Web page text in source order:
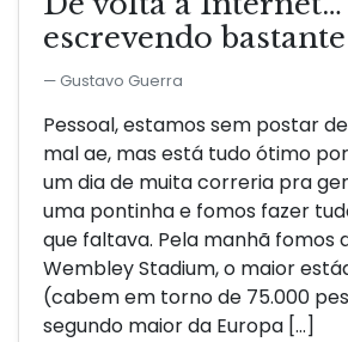
escrevendo bastante
Gustavo Guerra
Pessoal, estamos sem postar
mal ae, mas está tudo ótimo por
um dia de muita correria pra
uma pontinha e fomos fazer
que faltava. Pela manhã fomos
Wembley Stadium, o maior
(cabem em torno de 75.000
segundo maior da Europa […]